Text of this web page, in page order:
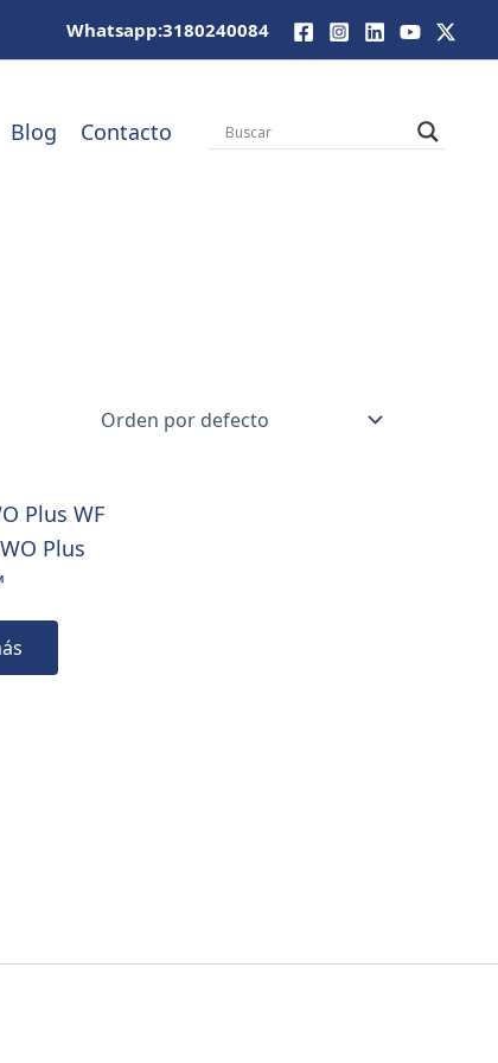
Whatsapp:3180240084
Blog Contacto
Plus